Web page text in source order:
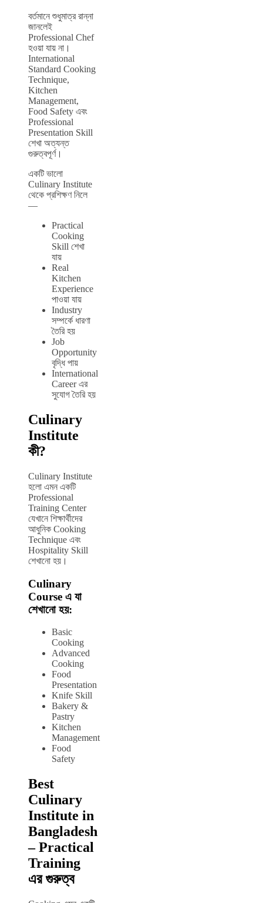
বর্তমানে শুধুমাত্র রান্না
জানলেই
Professional Chef
হওয়া যায় না।
International
Standard Cooking
Technique,
Kitchen
Management,
Food Safety এবং
Professional
Presentation Skill
শেখা অত্যন্ত
গুরুত্বপূর্ণ।
একটি ভালো
Culinary Institute
থেকে প্রশিক্ষণ নিলে
—
Practical
Cooking
Skill শেখা
যায়
Real
Kitchen
Experience
পাওয়া যায়
Industry
সম্পর্কে ধারণা
তৈরি হয়
Job
Opportunity
বৃদ্ধি পায়
International
Career এর
সুযোগ তৈরি হয়
Culinary
Institute
কী?
Culinary Institute
হলো এমন একটি
Professional
Training Center
যেখানে শিক্ষার্থীদের
আধুনিক Cooking
Technique এবং
Hospitality Skill
শেখানো হয়।
Culinary
Course এ যা
শেখানো হয়:
Basic
Cooking
Advanced
Cooking
Food
Presentation
Knife Skill
Bakery &
Pastry
Kitchen
Management
Food
Safety
Best
Culinary
Institute in
Bangladesh
– Practical
Training
এর গুরুত্ব